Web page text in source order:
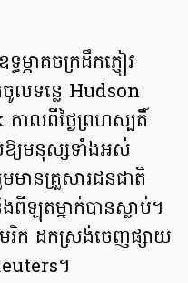
ធម្ភាគចក្រដឹកភ្ញៀវ
លទន្លេ Hudson
ាលពីថ្ងៃព្រហស្បតិ៍
យមនុស្សទាំងអស់
មានគ្រួសារជនជាតិ
ឡុតម្នាក់បានស្លាប់។
មេរិក ដកស្រង់ចេញផ្សាយ
។